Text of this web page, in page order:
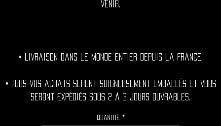
venir.
• Livraison dans le monde entier depuis la France.
• Tous vos achats seront soigneusement emballés et vous
seront expédiés sous 2 à 3 jours ouvrables.
Quantité. *